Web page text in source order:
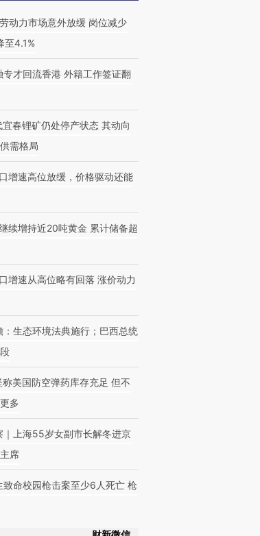
动力市场意外放缓 岗位减少
至4.1%
专才回流香港 外籍工作签证翻
春锂矿仍处停产状态 其动向
需格局
增速高位放缓，价格驱动还能
续增持近20吨黄金 累计储备超
增速从高位略有回落 涨价动力
：生态环境法典施行；巴西总统
美国防空弹药库存充足 但不
多
｜上海55岁女副市长解冬进京
席
致命校园枪击案至少6人死亡 枪